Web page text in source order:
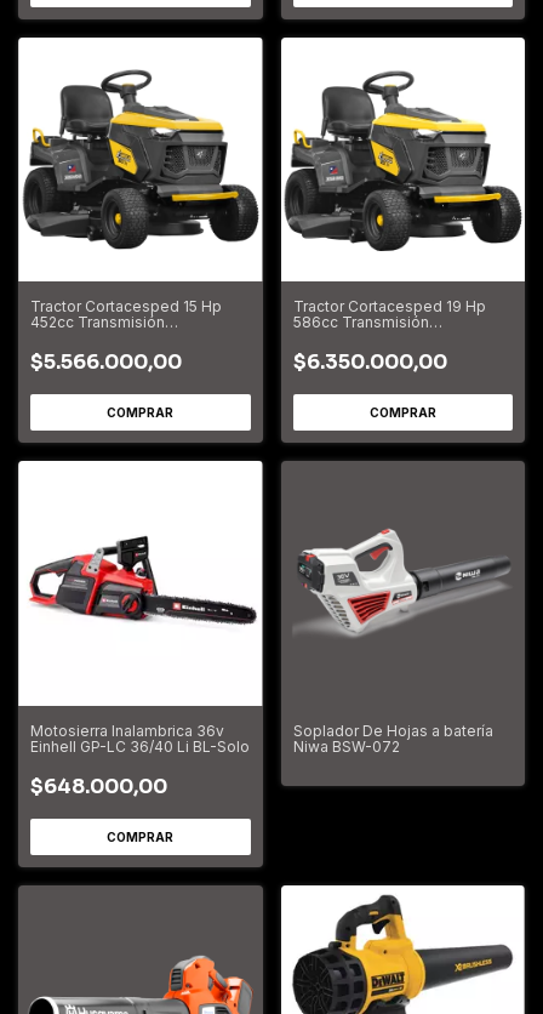
Tractor Cortacesped 15 Hp
452cc Transmisión
$5.566.000,00
Tractor Cortacesped 19 Hp
586cc Transmisión
$6.350.000,00
Motosierra Inalambrica 36v
Einhell GP-LC 36/40 Li BL-Solo
$648.000,00
Soplador De Hojas a batería
Niwa BSW-072